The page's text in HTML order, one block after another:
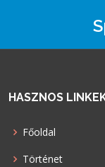
HASZNOS
Főoldal
Történet